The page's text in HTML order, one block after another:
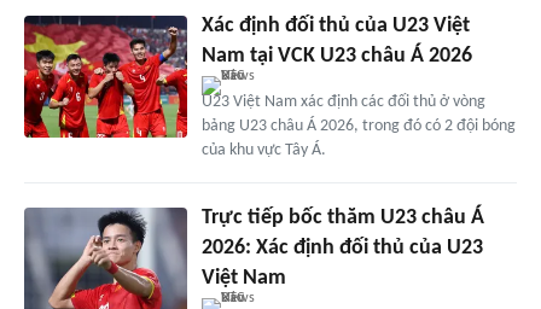
Xác định đối thủ của U23 Việt
Nam tại VCK U23 châu Á 2026
U23 Việt Nam xác định các đối thủ ở vòng
bảng U23 châu Á 2026, trong đó có 2 đội bóng
của khu vực Tây Á.
Trực tiếp bốc thăm U23 châu Á
2026: Xác định đối thủ của U23
Việt Nam